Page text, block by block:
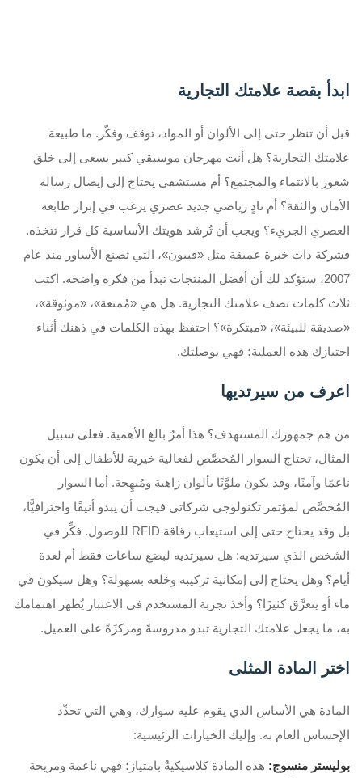
ابدأ بقصة علامتك التجارية
قبل أن تنظر حتى إلى الألوان أو المواد، توقف وفكّر. ما طبيعة
علامتك التجارية؟ هل أنت مهرجان موسيقي كبير يسعى إلى خلق
شعور بالانتماء والمجتمع؟ أم مستشفى يحتاج إلى إيصال رسالة
الأمان والثقة؟ أم نادٍ رياضي جديد عصري يرغب في إبراز طابعه
العصري الجريء؟ ويجب أن تُرشد هويتك الأساسية كل قرار تتخذه.
فشركة ذات خبرة عميقة مثل «فيبون»، التي تصنع الأساور منذ عام
2007، ستؤكد لك أن أفضل المنتجات تبدأ من فكرة واضحة. اكتب
ثلاث كلمات تصف علامتك التجارية. هل هي «مُمتعة»، «موثوقة»،
«صديقة للبيئة»، «مبتكرة»؟ احتفظ بهذه الكلمات في ذهنك أثناء
اجتيازك هذه العملية؛ فهي بوصلتك.
اعرف من سيرتديها
من هم جمهورك المستهدف؟ هذا أمرٌ بالغ الأهمية. فعلى سبيل
المثال، تحتاج السوار المُخصَّص لفعالية خيرية للأطفال إلى أن يكون
ناعمًا وآمنًا، وقد يكون ملوَّنًا بألوان زاهية ومُبهِجة. أما السوار
المُخصَّص لمؤتمر تكنولوجي شركاتي فيجب أن يبدو أنيقًا واحترافيًّا،
بل وقد يحتاج حتى إلى استيعاب رقاقة RFID للوصول. فكِّر في
الشخص الذي سيرتديه: هل سيرتديه لبضع ساعات فقط أم لعدة
أيام؟ وهل يحتاج إلى إمكانية تركيبه وخلعه بسهولة؟ وهل سيكون في
ماء أو يتعرَّق كثيرًا؟ وأخذ تجربة المستخدم في الاعتبار يُظهر اهتمامك
به، ما يجعل علامتك التجارية تبدو مدروسةً ومركزَةً على العميل.
اختر المادة المثلى
المادة هي الأساس الذي يقوم عليه سوارك، وهي التي تحدِّد
الإحساس العام به. وإليك الخيارات الرئيسية:
بوليستر منسوج: هذه المادة كلاسيكيةٌ بامتياز؛ فهي ناعمة ومريحة